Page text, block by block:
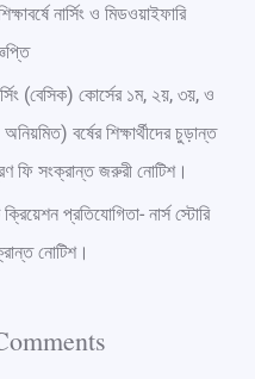
নার্সিং ও মিডওয়াইফারি
(বেসিক) কোর্সের ১ম, ২য়, ৩য়, ও
বর্ষের শিক্ষার্থীদের চুড়ান্ত
ফি সংক্রান্ত জরুরী নোটিশ।
ক্রিয়েশন প্রতিযোগিতা- নার্স স্টোরি
নোটিশ।